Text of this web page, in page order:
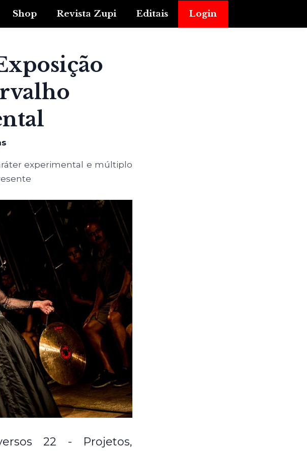
Shop Revista Zupi Editais Login
experimental e múltiplo
22 - Projetos,